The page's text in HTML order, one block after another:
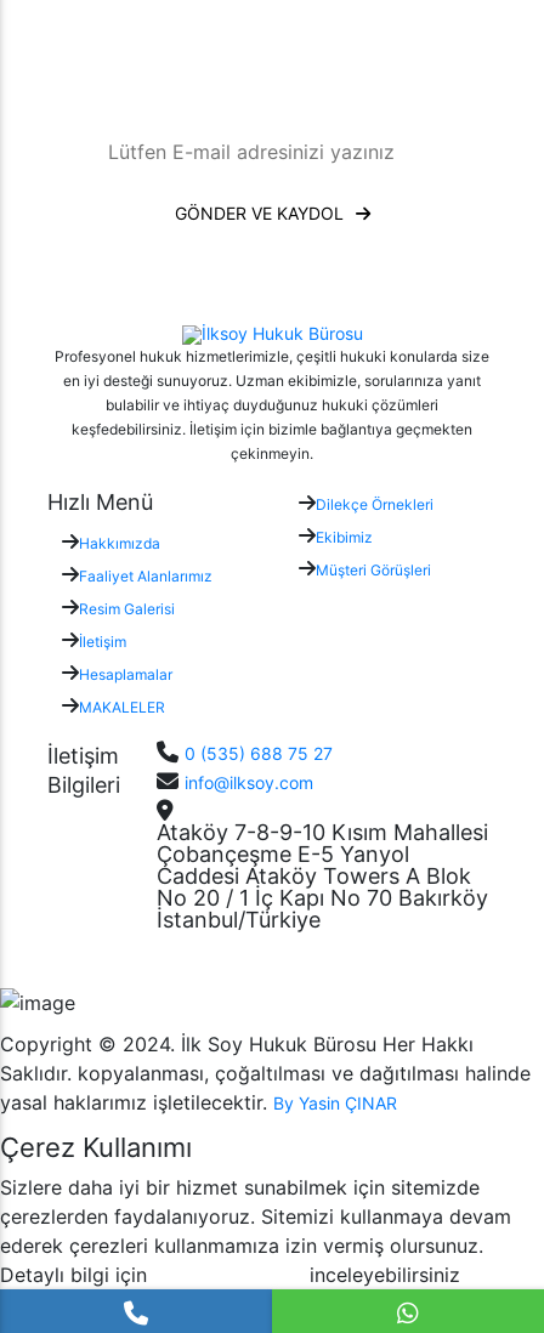
GÖNDER VE KAYDOL
Profesyonel hukuk hizmetlerimizle, çeşitli hukuki konularda size
en iyi desteği sunuyoruz. Uzman ekibimizle, sorularınıza yanıt
bulabilir ve ihtiyaç duyduğunuz hukuki çözümleri
keşfedebilirsiniz. İletişim için bizimle bağlantıya geçmekten
çekinmeyin.
Hızlı Menü
Hakkımızda
Faaliyet Alanlarımız
Resim Galerisi
İletişim
Hesaplamalar
MAKALELER
Dilekçe Örnekleri
Ekibimiz
Müşteri Görüşleri
İletişim
Bilgileri
0 (535) 688 75 27
info@ilksoy.com
Ataköy 7-8-9-10 Kısım Mahallesi
Çobançeşme E-5 Yanyol
Caddesi Ataköy Towers A Blok
No 20 / 1 İç Kapı No 70 Bakırköy
İstanbul/Türkiye
Copyright © 2024. İlk Soy Hukuk Bürosu Her Hakkı
Saklıdır. kopyalanması, çoğaltılması ve dağıtılması halinde
yasal haklarımız işletilecektir. By Yasin ÇINAR
Çerez Kullanımı
Sizlere daha iyi bir hizmet sunabilmek için sitemizde
çerezlerden faydalanıyoruz. Sitemizi kullanmaya devam
ederek çerezleri kullanmamıza izin vermiş olursunuz.
Detaylı bilgi için
inceleyebilirsiniz